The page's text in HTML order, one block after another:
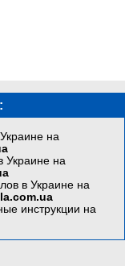
на
Украине на
в Украине на
инструкции на